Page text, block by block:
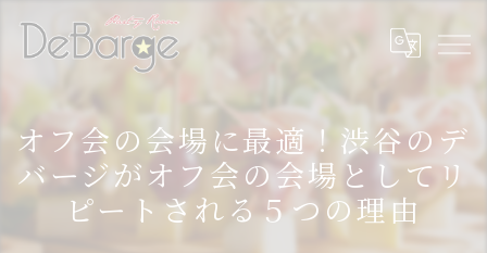
オフ会の会場に最適！渋谷のデ
バージがオフ会の会場としてリ
ピートされる５つの理由